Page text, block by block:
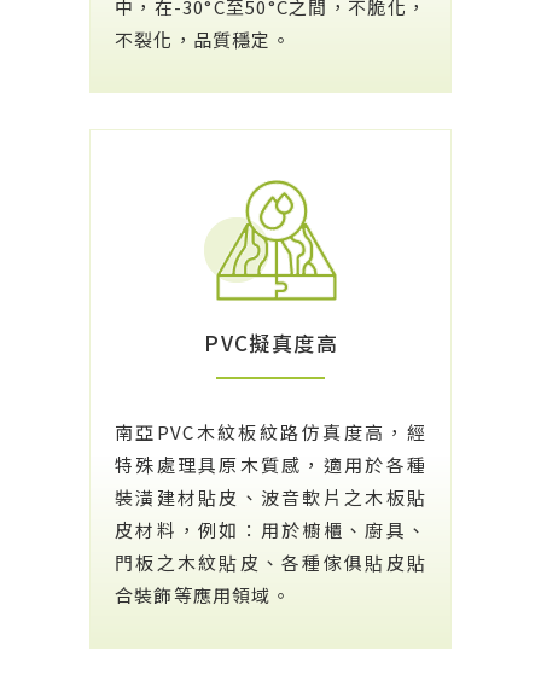
中，在-30°C至50°C之間，不脆化，
不裂化，品質穩定。
PVC擬真度高
南亞PVC木紋板紋路仿真度高，經
特殊處理具原木質感，適用於各種
裝潢建材貼皮、波音軟片之木板貼
皮材料，例如：用於櫥櫃、廚具、
門板之木紋貼皮、各種傢俱貼皮貼
合裝飾等應用領域。